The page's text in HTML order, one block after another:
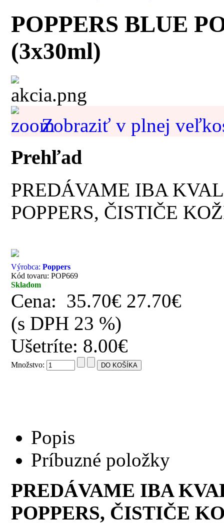
POPPERS BLUE
(3x30ml)
Zobraziť v plnej
Prehľad
PREDÁVAME IBA
POPPERS, ČISTIČE
Výrobca:Poppers
Kód tovaru: POP669
Skladom
Cena: 35.70€ 27.70€
(s DPH 23 %)
Ušetríte: 8.00€
Množstvo:
Popis
Príbuzné položky
PREDÁVAME IBA
POPPERS, ČISTIČE